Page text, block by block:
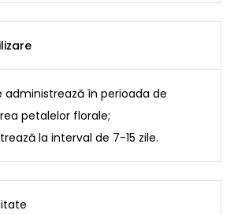
administrează în perioada de
petalelor florale;
la interval de 7-15 zile.